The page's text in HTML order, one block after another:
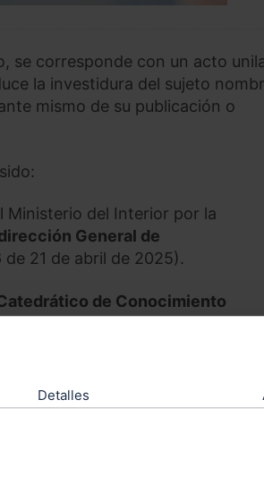
Detalles
se corresponde con un acto
la investidura del sujeto
mismo de su publicación o
Ministerio del Interior por la
General de
de 21 de abril de 2025).
de Conocimiento
de Alicante
de Transportes y
Programa Técnico
de Telecomunicaciones e